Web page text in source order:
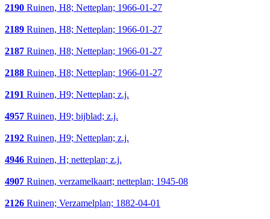
2190 Ruinen, H8; Netteplan; 1966-01-27
2189 Ruinen, H8; Netteplan; 1966-01-27
2187 Ruinen, H8; Netteplan; 1966-01-27
2188 Ruinen, H8; Netteplan; 1966-01-27
2191 Ruinen, H9; Netteplan; z.j.
4957 Ruinen, H9; bijblad; z.j.
2192 Ruinen, H9; Netteplan; z.j.
4946 Ruinen, H; netteplan; z.j.
4907 Ruinen, verzamelkaart; netteplan; 1945-08
2126 Ruinen; Verzamelplan; 1882-04-01